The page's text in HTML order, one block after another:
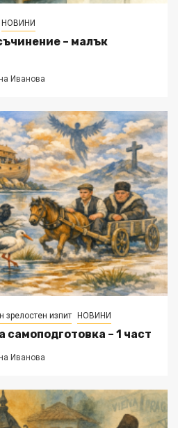
НОВИНИ
– малък
Иванова
зрелостен изпит НОВИНИ
самоподготовка – 1 част
Иванова